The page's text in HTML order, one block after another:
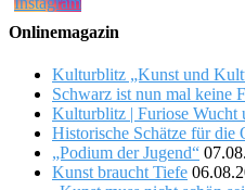
Onlinemagazin
Kulturblitz „Kunst und
Schwarz ist nun mal keine
Kulturblitz | Furiose Wucht
Historische Schätze für die
„Podium der Jugend“
Kunst braucht Tiefe